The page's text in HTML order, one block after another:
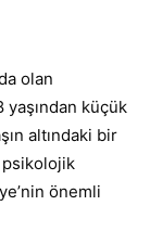
olan
küçük
altındaki bir
önemli